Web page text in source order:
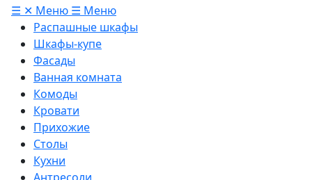
☰ ✕ Меню ☰ Меню
Распашные шкафы
Шкафы-купе
Фасады
Ванная комната
Комоды
Кровати
Прихожие
Столы
Кухни